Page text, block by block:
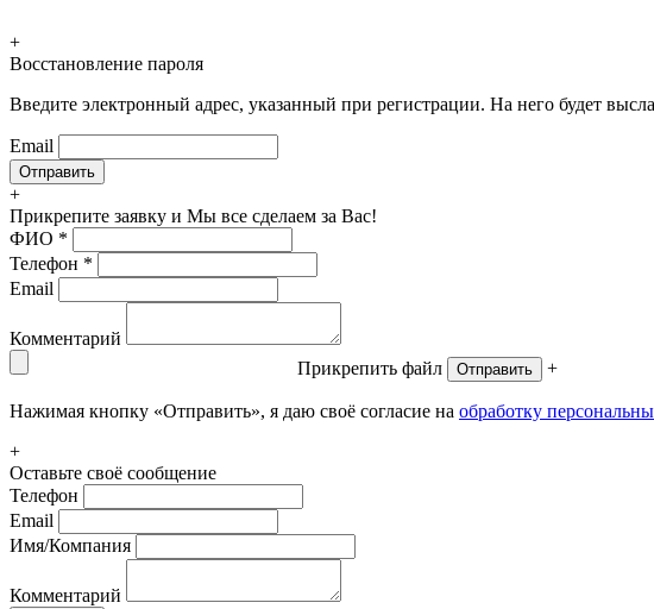
+
Восстановление пароля
Введите электронный адрес, указанный при регистрации. На него будет
Email
+
Прикрепите заявку и Мы все сделаем за Вас!
ФИО *
Телефон *
Email
Комментарий
Прикрепить файл
Отправить +
Нажимая кнопку «Отправить», я даю своё согласие на обработку
+
Оставьте своё сообщение
Телефон
Email
Имя/Компания
Комментарий